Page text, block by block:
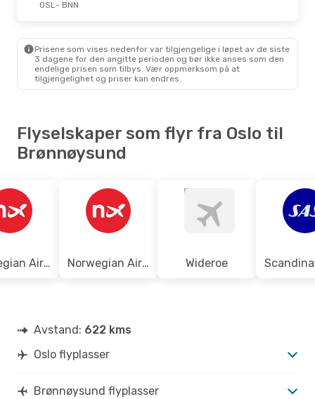
Wideroe
1 Mellomlanding
OSL- BNN
WideroeDirekte
BNN- OSL
Wideroe
1 Mellomlanding
OSL- BNN
Direkte
BNN - OSL
OSL- BNN
Prisene som vises nedenfor var tilgjengelige i løpet av de siste
3 dagene for den angitte perioden og bør ikke anses som den
endelige prisen som tilbys. Vær oppmerksom på at
tilgjengelighet og priser kan endres.
Flyselskaper som flyr fra Oslo til
Brønnøysund
Norwegian Air Sweden Norwegian Air Shuttle Wideroe
Avstand: 622 kms
Oslo flyplasser
Brønnøysund flyplasser